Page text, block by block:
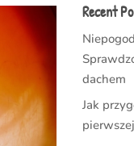
Recent
dachem
Jak